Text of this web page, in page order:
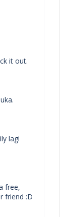
it out.
lagi
free,
friend :D